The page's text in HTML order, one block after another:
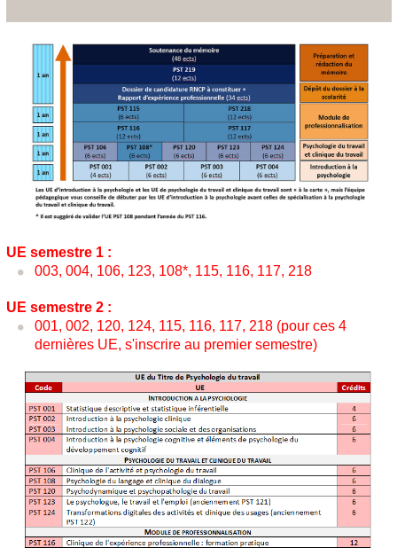
UE semestre 1 :
003, 004, 106, 123, 108*, 115, 116, 117, 218
UE semestre 2 :
001, 002, 120, 124, 115, 116, 117, 218 (pour ces 4
dernières UE, s'inscrire au premier semestre)